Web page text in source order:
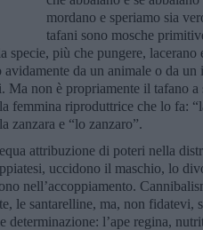
mordano e speriamo sia
tafani sono mosche
più che pungere, lacerano
da un animale o da
Ma non è propriamente il tafano
femmina riproduttrice che lo fa:
zanzara e “lo zanzaro”.
attribuzione di poteri nella
uccidono il maschio, lo
nell’accoppiamento.
le santarelline, ma, non fidatevi,
determinazione: l’ape regina,